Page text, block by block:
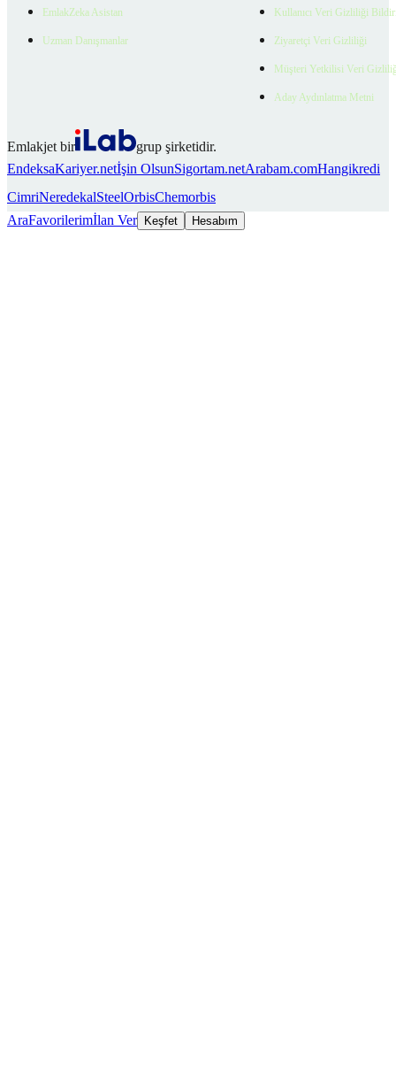
EmlakZeka Asistan
Uzman Danışmanlar
Kullanıcı Veri Gizliliği
Ziyaretçi Veri Gizliliği
Müşteri Yetkilisi Veri
Aday Aydınlatma Metni
Emlakjet bir
grup şirketidir.
EndeksaKariyer.netİşin OlsunSigortam.netArabam.comHangikredi
CimriNeredekalSteelOrbisChemorbis
AraFavorilerimİlan Ver Keşfet Hesabım